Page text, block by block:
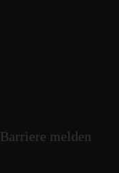
Barriere melden